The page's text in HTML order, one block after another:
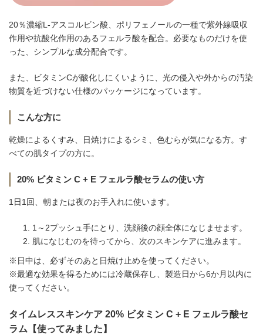
20％濃縮L-アスコルビン酸、ポリフェノールの一種で紫外線吸収
作用や抗酸化作用のあるフェルラ酸を配合。必要なものだけを使
った、シンプルな成分配合です。
また、ビタミンCが酸化しにくいように、光の侵入や外からの汚染
物質を近づけない仕様のパッケージになっています。
こんな方に
乾燥によるくすみ、日焼けによるシミ、色むらが気になる方。す
べての肌タイプの方に。
20% ビタミン C + E フェルラ酸セラムの使い方
1日1回、朝または夜のお手入れに使います。
1～2プッシュ手にとり、洗顔後の顔全体になじませます。
肌になじむのを待ってから、次のスキンケアに進みます。
※日中は、必ずそのあと日焼け止めを使ってください。
※最適な効果を得るためには冷蔵保存し、製造日から6か月以内に
使ってください。
タイムレススキンケア 20% ビタミン C + E フェルラ酸セ
ラム【使ってみました】